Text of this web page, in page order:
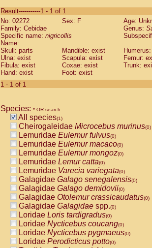
CebidaeSaguinus labiatus(0)
Cebidae Saguinus leucopus (0)
Cebidae
CebidaeSaguinus mystax
Cebidae Saguinus nigricollis (1)
Cebidae Saguinus oedipus
Cebidae Saguinus weddelli
Cebidae Saguinusspp.
Cebidae
CebidaeCebus capucinus
CebidaeCebus nigrivittatus
CebidaeCebus spp.(0)
CebidaeSaimiri boliviensis(0)
CebidaeSaimiri sciureus(0)
AtelidaeAlouatta caraya(0)
AtelidaeAlouatta fusca(0)
AtelidaeAlouatta seniculus(0)
AtelidaeAlouattaspp.(0)
AtelidaeAteles belzebuth(0)
AtelidaeAteles geoffroyi(0)
AtelidaeAteles paniscus(0)
AtelidaeAtelesspp.(0)
AtelidaeLagothrix lagothricha(0)
AtelidaeLagothrix lagothricha cana
PitheciidaeCacajao calvus
Result-----------1 - 1 of 1
No: 02272
Sex: F
Age:
Family: Cebidae
Genus:
Specific name: nigricollis
Name:
Skull: parts
Mandible: exist
Ulna: exist
Scapula: exist
Femur:
Fibula: exist
Coxae: exist
Trunk:
Hand: exist
Foot: exist
1 - 1 of 1
Species: * OR search
All species(1)
Cheirogaleidae Microcebus murinus(0)
Lemuridae Eulemur fulvus(0)
Lemuridae Eulemur macaco(0)
Lemuridae Eulemur mongoz(0)
Lemuridae Lemur catta(0)
Lemuridae Varecia variegata(0)
Galagidae Galago senegalensis(0)
Galagidae Galago demidovii(0)
Galagidae Otolemur crassicaudatus(0)
Galagidae Galagidae spp.(0)
Loridae Loris tardigradus(0)
Loridae Nycticebus coucang(0)
Loridae Nycticebus pygmaeus(0)
Loridae Perodicticus potto(0)